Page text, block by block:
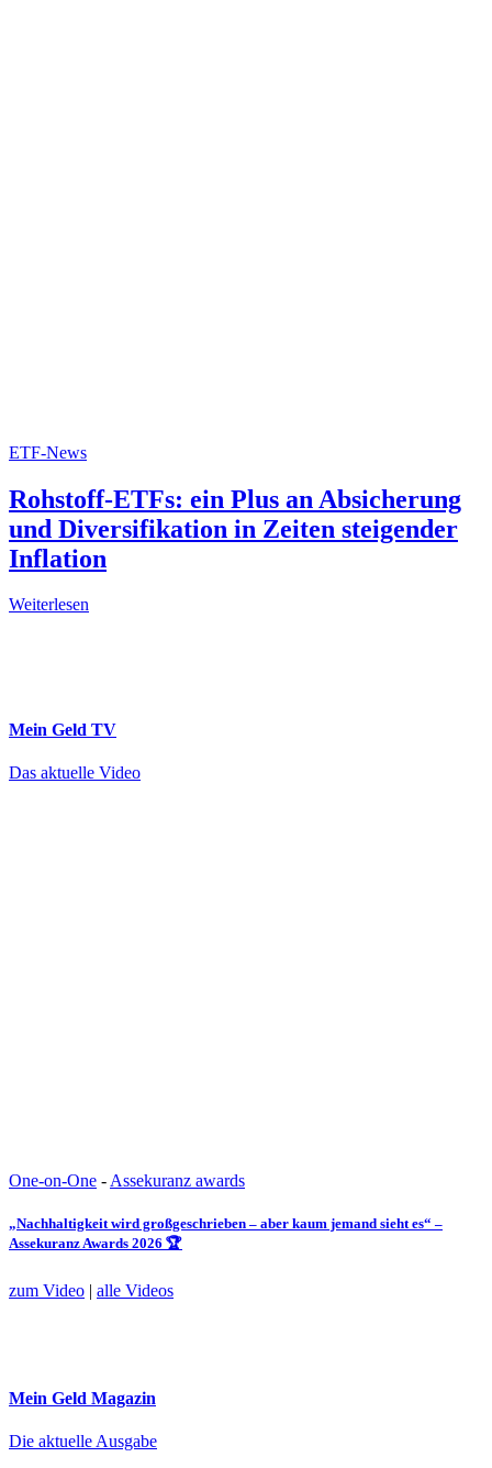
ETF-News
Rohstoff-ETFs: ein Plus an Absicherung
und Diversifikation in Zeiten steigender
Inflation
Weiterlesen
Mein Geld TV
Das aktuelle Video
One-on-One - Assekuranz awards
„Nachhaltigkeit wird großgeschrieben – aber kaum jemand sieht es“ –
Assekuranz Awards 2026 🏆
zum Video | alle Videos
Mein Geld Magazin
Die aktuelle Ausgabe